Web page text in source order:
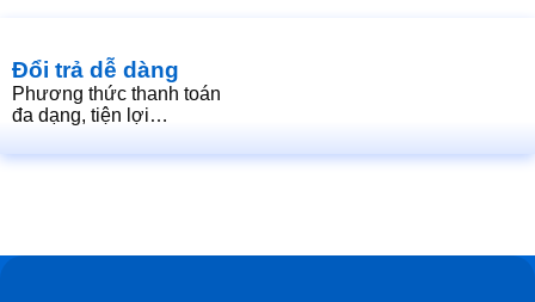
Đổi trả dễ dàng
Phương thức thanh toán
đa dạng, tiện lợi…